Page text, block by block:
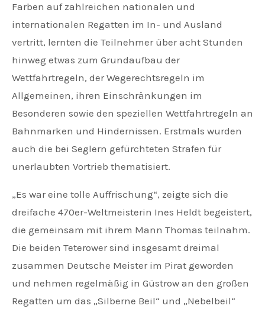
Farben auf zahlreichen nationalen und
internationalen Regatten im In- und Ausland
vertritt, lernten die Teilnehmer über acht Stunden
hinweg etwas zum Grundaufbau der
Wettfahrtregeln, der Wegerechtsregeln im
Allgemeinen, ihren Einschränkungen im
Besonderen sowie den speziellen Wettfahrtregeln an
Bahnmarken und Hindernissen. Erstmals wurden
auch die bei Seglern gefürchteten Strafen für
unerlaubten Vortrieb thematisiert.
„Es war eine tolle Auffrischung“, zeigte sich die
dreifache 470er-Weltmeisterin Ines Heldt begeistert,
die gemeinsam mit ihrem Mann Thomas teilnahm.
Die beiden Teterower sind insgesamt dreimal
zusammen Deutsche Meister im Pirat geworden
und nehmen regelmäßig in Güstrow an den großen
Regatten um das „Silberne Beil“ und „Nebelbeil“